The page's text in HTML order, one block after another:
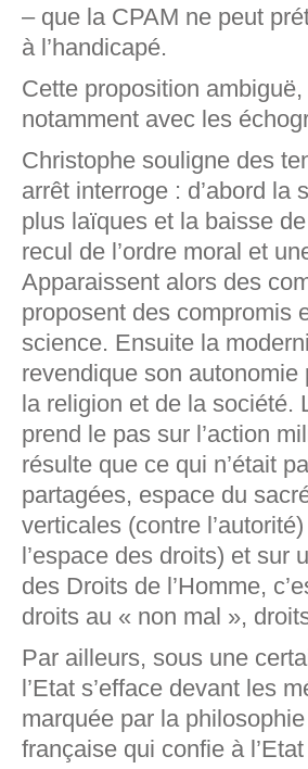
– que la CPAM ne peut
à l’handicapé.
Cette proposition
notamment avec les
Christophe souligne des
arrêt interroge : d’abord
plus laïques et la baisse
recul de l’ordre moral et
Apparaissent alors des
proposent des compromis
science. Ensuite la
revendique son
la religion et de la société.
prend le pas sur l’action
résulte que ce qui n’était
partagées, espace du
verticales (contre
l’espace des droits) et sur
des Droits de l’Homme,
droits au « non mal »,
Par ailleurs, sous une
l’Etat s’efface devant les
marquée par la
française qui confie à